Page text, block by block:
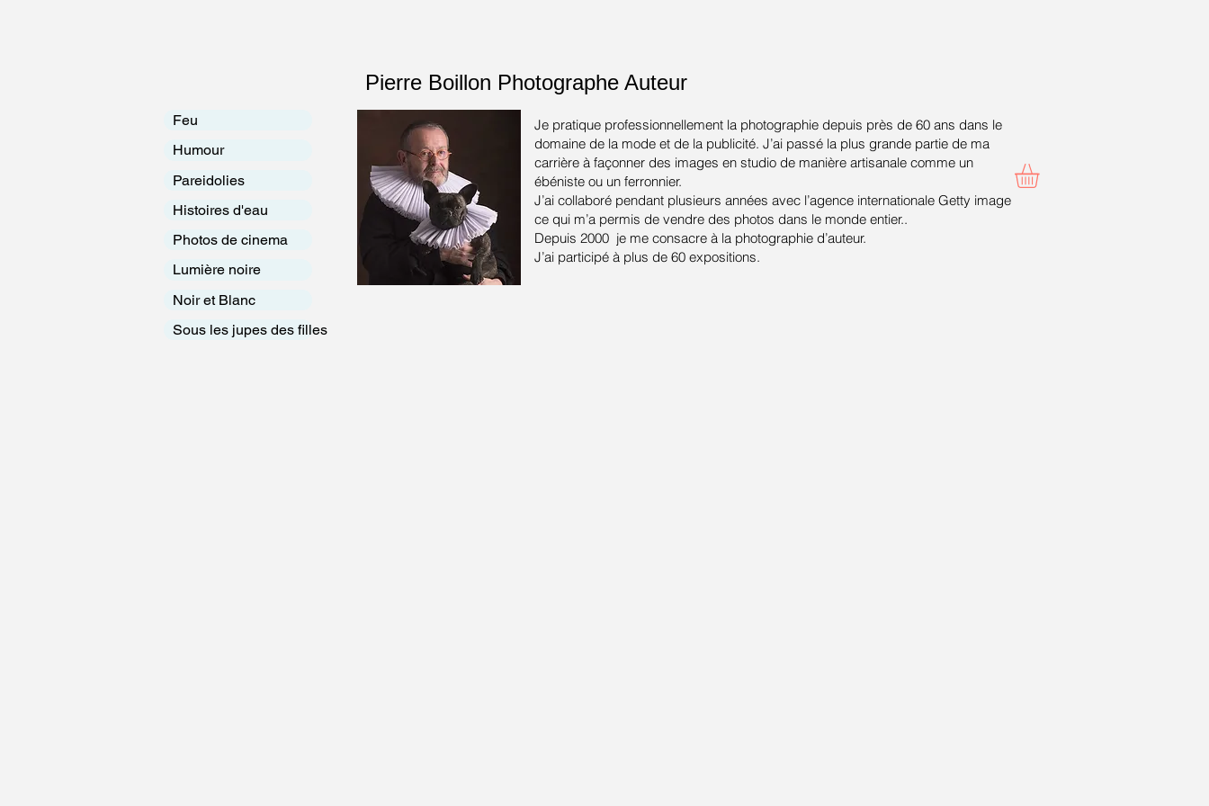
Pierre Boillon Photographe Auteur
Feu
Humour
Pareidolies
Histoires d'eau
Photos de cinema
Lumière noire
Noir et Blanc
Sous les jupes des filles
Je pratique professionnellement la photographie depuis près de 60 ans dans le
domaine de la mode et de la publicité. J’ai passé la plus grande partie de ma
carrière à façonner des images en studio de manière artisanale comme un
ébéniste ou un ferronnier.
J’ai collaboré pendant plusieurs années avec l’agence internationale Getty image
ce qui m’a permis de vendre des photos dans le monde entier..
Depuis 2000 je me consacre à la photographie d’auteur.
J’ai participé à plus de 60 expositions.